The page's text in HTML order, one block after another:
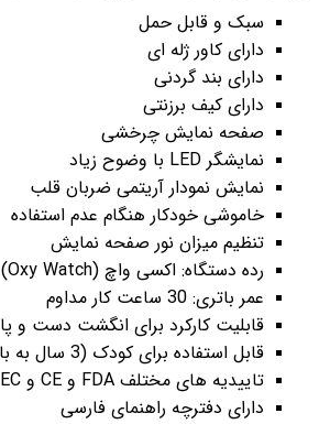
سبک و قابل حمل
دارای کاور ژله ای
دارای بند گردنی
دارای کیف برزنتی
صفحه نمایش چرخشی
نمایشگر LED با وضوح زیاد
نمایش نمودار آریتمی ضربان قلب
خاموشی خودکار هنگام عدم استفاده
تنظیم میزان نور صفحه نمایش
رده دستگاه: اکسی واچ (Oxy Watch)
عمر باتری: 30 ساعت کار مداوم
قابلیت کارکرد برای انگشت دست و پا
قابل استفاده برای کودک (3 سال به بالا)
تاییدیه های مختلف FDA و CE و IEC
دارای دفترچه راهنمای فارسی